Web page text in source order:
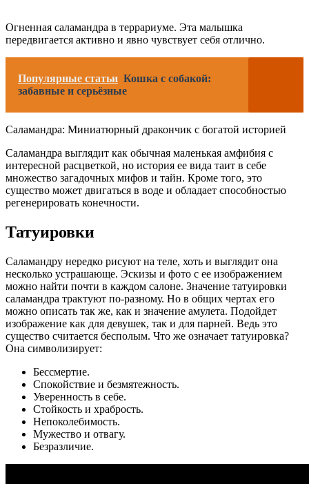
Огненная саламандра в террариуме. Эта малышка
передвигается активно и явно чувствует себя отлично.
Популярные статьи Кошка с собакой:
забавные и серьёзные
Саламандра: Миниатюрный дракончик с богатой историей
Саламандра выглядит как обычная маленькая амфибия с
интересной расцветкой, но история ее вида таит в себе
множество загадочных мифов и тайн. Кроме того, это
существо может двигаться в воде и обладает способностью
регенерировать конечности.
Татуировки
Саламандру нередко рисуют на теле, хоть и выглядит она
несколько устрашающе. Эскизы и фото с ее изображением
можно найти почти в каждом салоне. Значение татуировки
саламандра трактуют по-разному. Но в общих чертах его
можно описать так же, как и значение амулета. Подойдет
изображение как для девушек, так и для парней. Ведь это
существо считается бесполым. Что же означает татуировка?
Она символизирует:
Бессмертие.
Спокойствие и безмятежность.
Уверенность в себе.
Стойкость и храбрость.
Непоколебимость.
Мужество и отвагу.
Безразличие.